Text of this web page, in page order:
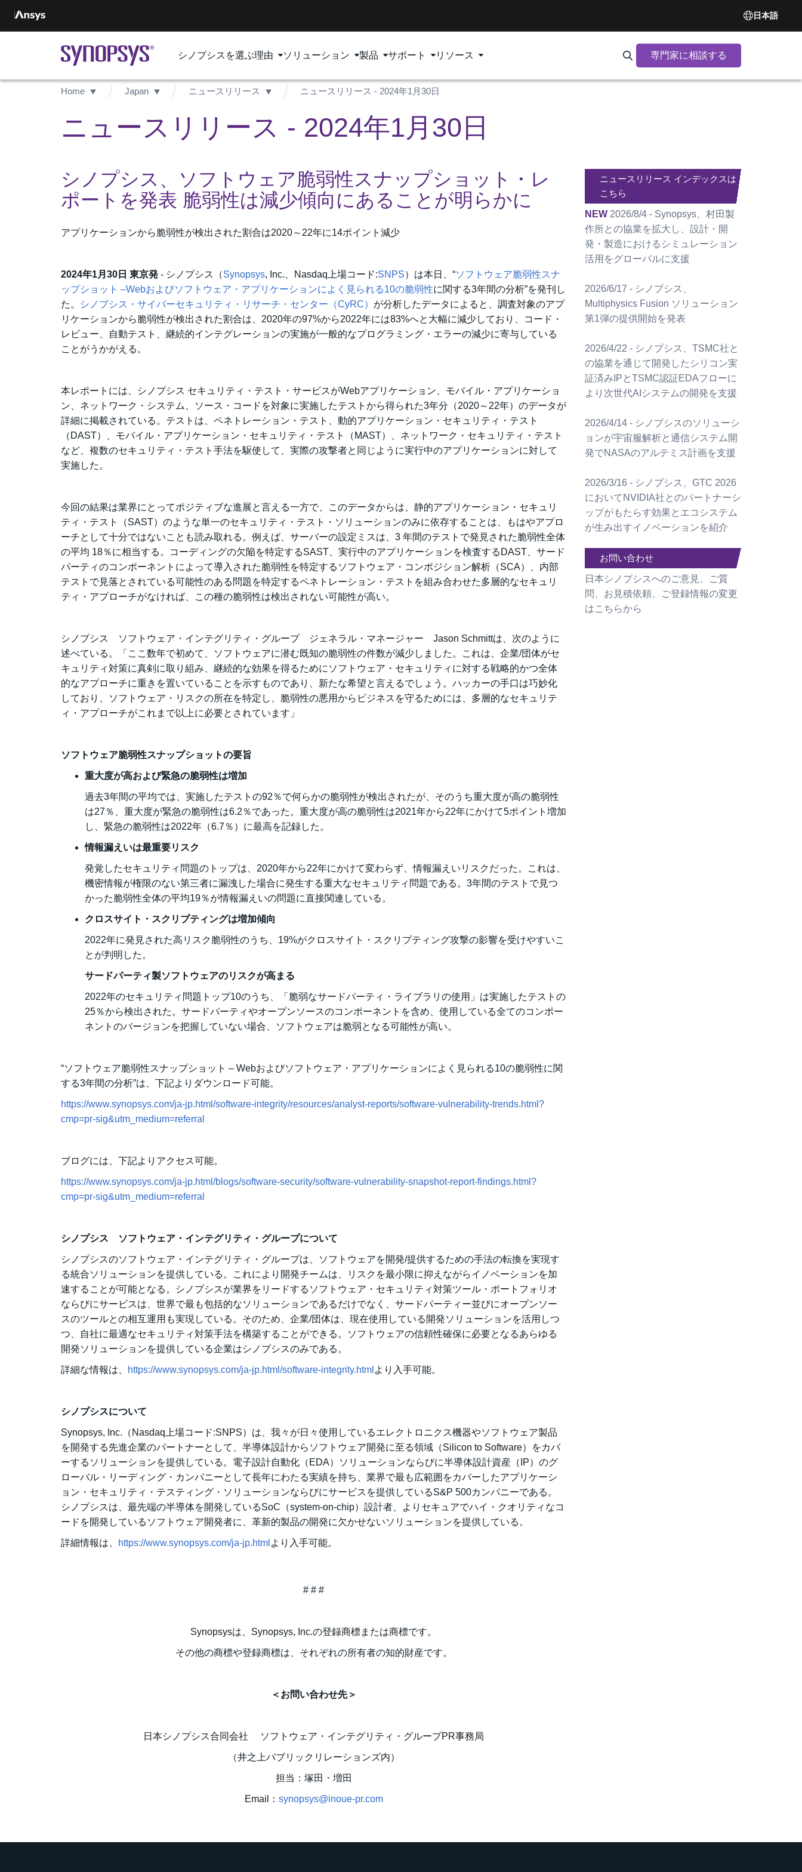
日本語
シノプシスを選ぶ理由 ソリューション 製品 サポート リソース Search Synopsys.com
専門家に相談する
Home Japan ニュースリリース ニュースリリース - 2024年1月30日
ニュースリリース - 2024年1月30日
シノプシス、ソフトウェア脆弱性スナップショット・レ
ポートを発表 脆弱性は減少傾向にあることが明らかに
アプリケーションから脆弱性が検出された割合は2020～22年に14ポイント減少
2024年1月30日 東京発 - シノプシス（Synopsys, Inc.、Nasdaq上場コード:SNPS）は本日、“ソフトウェア脆弱性スナ
ップショット –Webおよびソフトウェア・アプリケーションによく見られる10の脆弱性に関する3年間の分析”を発刊し
た。
シノプシス・サイバーセキュリティ・リサーチ・センター（CyRC） が分析したデータによると、調査対象のアプ
リケーションから脆弱性が検出された割合は、2020年の97%から2022年には83%へと大幅に減少しており、コード・
レビュー、自動テスト、継続的インテグレーションの実施が一般的なプログラミング・エラーの減少に寄与している
ことがうかがえる。
本レポートには、シノプシス セキュリティ・テスト・サービスがWebアプリケーション、モバイル・アプリケーショ
ン、ネットワーク・システム、ソース・コードを対象に実施したテストから得られた3年分（2020～22年）のデータが
詳細に掲載されている。テストは、ペネトレーション・テスト、動的アプリケーション・セキュリティ・テスト
（DAST）、モバイル・アプリケーション・セキュリティ・テスト（MAST）、ネットワーク・セキュリティ・テスト
など、複数のセキュリティ・テスト手法を駆使して、実際の攻撃者と同じように実行中のアプリケーションに対して
実施した。
今回の結果は業界にとってポジティブな進展と言える一方で、このデータからは、静的アプリケーション・セキュリ
ティ・テスト（SAST）のような単一のセキュリティ・テスト・ソリューションのみに依存することは、もはやアプロ
ーチとして十分ではないことも読み取れる。例えば、サーバーの設定ミスは、3 年間のテストで発見された脆弱性全体
の平均 18％に相当する。コーディングの欠陥を特定するSAST、実行中のアプリケーションを検査するDAST、サード
パーティのコンポーネントによって導入された脆弱性を特定するソフトウェア・コンポジション解析（SCA）、内部
テストで見落とされている可能性のある問題を特定するペネトレーション・テストを組み合わせた多層的なセキュリ
ティ・アプローチがなければ、この種の脆弱性は検出されない可能性が高い。
シノプシス ソフトウェア・インテグリティ・グループ ジェネラル・マネージャー Jason Schmittは、次のように
述べている。「ここ数年で初めて、ソフトウェアに潜む既知の脆弱性の件数が減少しました。これは、企業/団体がセ
キュリティ対策に真剣に取り組み、継続的な効果を得るためにソフトウェア・セキュリティに対する戦略的かつ全体
的なアプローチに重きを置いていることを示すものであり、新たな希望と言えるでしょう。ハッカーの手口は巧妙化
しており、ソフトウェア・リスクの所在を特定し、脆弱性の悪用からビジネスを守るためには、多層的なセキュリテ
ィ・アプローチがこれまで以上に必要とされています」
ソフトウェア脆弱性スナップショットの要旨
重大度が高および緊急の脆弱性は増加
過去3年間の平均では、実施したテストの92％で何らかの脆弱性が検出されたが、そのうち重大度が高の脆弱性
は27％、重大度が緊急の脆弱性は6.2％であった。重大度が高の脆弱性は2021年から22年にかけて5ポイント増加
し、緊急の脆弱性は2022年（6.7％）に最高を記録した。
情報漏えいは最重要リスク
発覚したセキュリティ問題のトップは、2020年から22年にかけて変わらず、情報漏えいリスクだった。これは、
機密情報が権限のない第三者に漏洩した場合に発生する重大なセキュリティ問題である。3年間のテストで見つ
かった脆弱性全体の平均19％が情報漏えいの問題に直接関連している。
クロスサイト・スクリプティングは増加傾向
2022年に発見された高リスク脆弱性のうち、19%がクロスサイト・スクリプティング攻撃の影響を受けやすいこ
とが判明した。
サードパーティ製ソフトウェアのリスクが高まる
2022年のセキュリティ問題トップ10のうち、「脆弱なサードパーティ・ライブラリの使用」は実施したテストの
25％から検出された。サードパーティやオープンソースのコンポーネントを含め、使用している全てのコンポー
ネントのバージョンを把握していない場合、ソフトウェアは脆弱となる可能性が高い。
“ソフトウェア脆弱性スナップショット – Webおよびソフトウェア・アプリケーションによく見られる10の脆弱性に関
する3年間の分析”は、下記よりダウンロード可能。
https://www.synopsys.com/ja-jp.html/software-integrity/resources/analyst-reports/software-vulnerability-trends.html?
cmp=pr-sig&utm_medium=referral
ブログには、下記よりアクセス可能。
https://www.synopsys.com/ja-jp.html/blogs/software-security/software-vulnerability-snapshot-report-findings.html?
cmp=pr-sig&utm_medium=referral
シノプシス ソフトウェア・インテグリティ・グループについて
シノプシスのソフトウェア・インテグリティ・グループは、ソフトウェアを開発/提供するための手法の転換を実現す
る統合ソリューションを提供している。これにより開発チームは、リスクを最小限に抑えながらイノベーションを加
速することが可能となる。シノプシスが業界をリードするソフトウェア・セキュリティ対策ツール・ポートフォリオ
ならびにサービスは、世界で最も包括的なソリューションであるだけでなく、サードパーティー並びにオープンソー
スのツールとの相互運用も実現している。そのため、企業/団体は、現在使用している開発ソリューションを活用しつ
つ、自社に最適なセキュリティ対策手法を構築することができる。ソフトウェアの信頼性確保に必要となるあらゆる
開発ソリューションを提供している企業はシノプシスのみである。
詳細な情報は、 https://www.synopsys.com/ja-jp.html/software-integrity.html より入手可能。
シノプシスについて
Synopsys, Inc.（Nasdaq上場コード:SNPS）は、我々が日々使用しているエレクトロニクス機器やソフトウェア製品
を開発する先進企業のパートナーとして、半導体設計からソフトウェア開発に至る領域（Silicon to Software）をカバ
ーするソリューションを提供している。電子設計自動化（EDA）ソリューションならびに半導体設計資産（IP）のグ
ローバル・リーディング・カンパニーとして長年にわたる実績を持ち、業界で最も広範囲をカバーしたアプリケーシ
ョン・セキュリティ・テスティング・ソリューションならびにサービスを提供しているS&P 500カンパニーである。
シノプシスは、最先端の半導体を開発しているSoC（system-on-chip）設計者、よりセキュアでハイ・クオリティなコ
ードを開発しているソフトウェア開発者に、革新的製品の開発に欠かせないソリューションを提供している。
詳細情報は、 https://www.synopsys.com/ja-jp.html より入手可能。
# # #
Synopsysは、Synopsys, Inc.の登録商標または商標です。
その他の商標や登録商標は、それぞれの所有者の知的財産です。
＜お問い合わせ先＞
日本シノプシス合同会社 ソフトウェア・インテグリティ・グループPR事務局
（井之上パブリックリレーションズ内）
担当：塚田・増田
Email： synopsys@inoue-pr.com
ニュースリリース インデックスは
こちら
NEW 2026/8/4 - Synopsys、村田製
作所との協業を拡大し、設計・開
発・製造におけるシミュレーション
活用をグローバルに支援
2026/6/17 - シノプシス、
Multiphysics Fusion ソリューション
第1弾の提供開始を発表
2026/4/22 - シノプシス、TSMC社と
の協業を通じて開発したシリコン実
証済みIPとTSMC認証EDAフローに
より次世代AIシステムの開発を支援
2026/4/14 - シノプシスのソリューシ
ョンが宇宙服解析と通信システム開
発でNASAのアルテミス計画を支援
2026/3/16 - シノプシス、GTC 2026
においてNVIDIA社とのパートナーシ
ップがもたらす効果とエコシステム
が生み出すイノベーションを紹介
お問い合わせ
日本シノプシスへのご意見、ご質
問、お見積依頼、ご登録情報の変更
はこちらから